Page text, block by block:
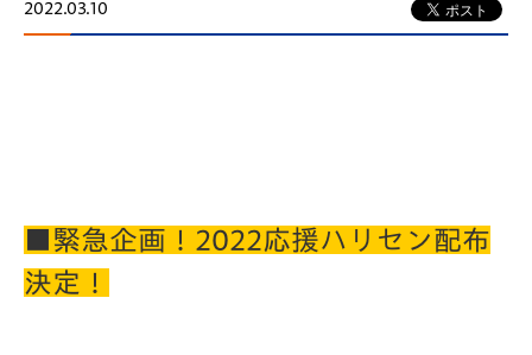
2022.03.10
■緊急企画！2022応援ハリセン配布
決定！